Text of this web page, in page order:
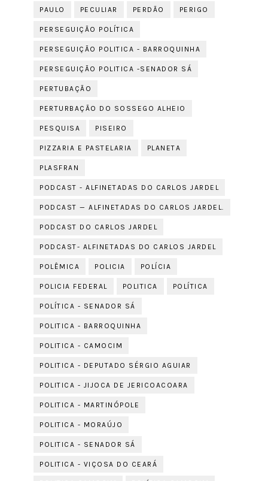
PAULO PECULIAR PERDÃO PERIGO
PERSEGUIÇÃO POLÍTICA
PERSEGUIÇÃO POLITICA - BARROQUINHA
PERSEGUIÇÃO POLITICA -SENADOR SÁ
PERTUBAÇÃO
PERTURBAÇÃO DO SOSSEGO ALHEIO
PESQUISA PISEIRO
PIZZARIA E PASTELARIA PLANETA
PLASFRAN
PODCAST - ALFINETADAS DO CARLOS JARDEL
PODCAST — ALFINETADAS DO CARLOS JARDEL.
PODCAST DO CARLOS JARDEL
PODCAST- ALFINETADAS DO CARLOS JARDEL
POLÊMICA POLICIA POLÍCIA
POLICIA FEDERAL POLITICA POLÍTICA
POLÍTICA - SENADOR SÁ
POLITICA - BARROQUINHA
POLITICA - CAMOCIM
POLITICA - DEPUTADO SÉRGIO AGUIAR
POLITICA - JIJOCA DE JERICOACOARA
POLITICA - MARTINÓPOLE
POLITICA - MORAÚJO
POLITICA - SENADOR SÁ
POLITICA - VIÇOSA DO CEARÁ